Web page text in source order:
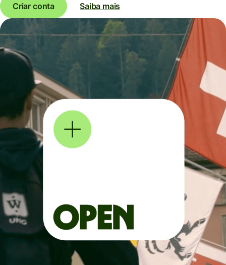
Criar conta
Saiba mais